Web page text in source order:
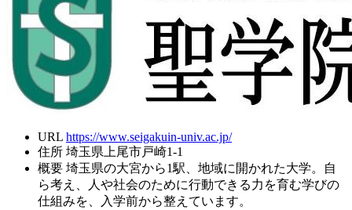
URL https://www.seigakuin-univ.ac.jp/
住所 埼玉県上尾市戸崎1-1
概要 埼玉県の大宮から1駅、地域に開かれた大学。自
ら考え、人や社会のために行動できる力を育む学びの
仕組みを、入学前から整えています。